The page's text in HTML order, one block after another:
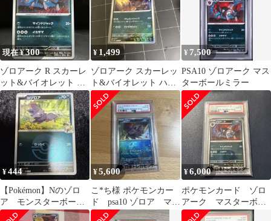
現在 ¥300
ゾロアーク R スカーレ
ット&バイオレット 拡
張パック ホワイトフレ
ア キラ …
¥ 1,499
ゾロアーク スカーレッ
ト&バイオレット ハイ
クラスパック テラスタ
ルフェスex…
¥ 7,500
PSA10 ゾロアーク マス
ターボールミラー
¥444
【Pokémon】Nのゾロ
ア モンスターボール
ミラー
¥5,600
こ*ち様 ポケモンカー
ド psa10 ゾロア マス
ターボール 96/187
¥6,000
ポケモンカード ゾロ
アーク マスターボー
ルミラー PSA10